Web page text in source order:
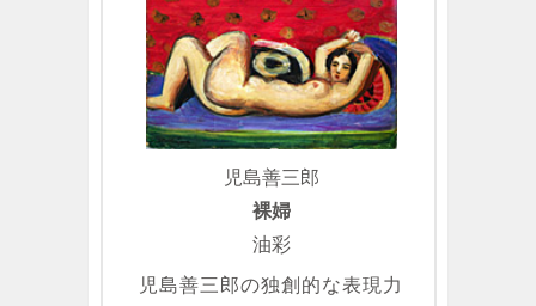
児島善三郎
裸婦
油彩
児島善三郎の独創的な表現力